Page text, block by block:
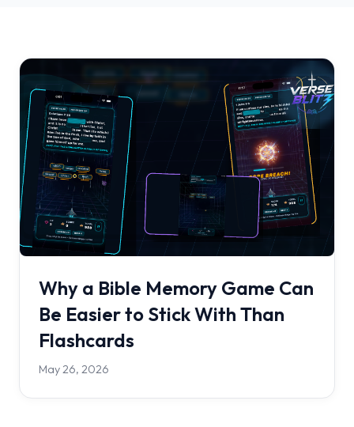
Why a Bible Memory Game Can
Be Easier to Stick With Than
Flashcards
May 26, 2026